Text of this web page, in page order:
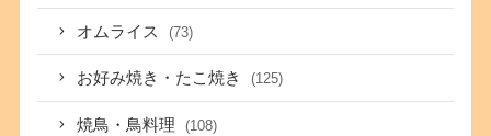
オムライス (73)
お好み焼き・たこ焼き (125)
焼鳥・鳥料理 (108)